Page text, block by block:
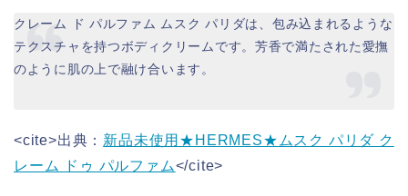
クレーム ド パルファム ムスク パリダは、包み込まれるような
テクスチャを持つボディクリームです。芳香で満たされた愛撫
のように肌の上で融け合います。
<cite>出典： 新品未使用★HERMES★ムスク パリダ ク
レーム ドゥ パルファム</cite>